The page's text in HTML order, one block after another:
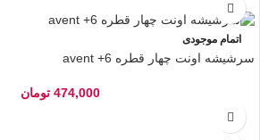
اتمام موجودی
سرشیشه اونت چهار قطره avent +6
474,000 تومان